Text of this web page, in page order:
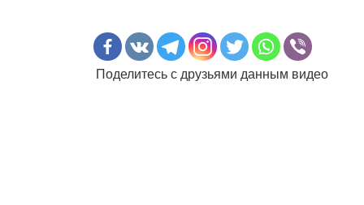
Поделитесь с друзьями данным видео